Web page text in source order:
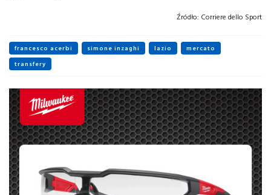
Źródło: Corriere dello Sport
francesco acerbi simone inzaghi lazio
mercato
transfery